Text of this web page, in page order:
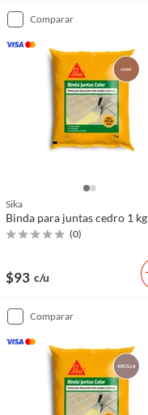
comparar
Sika
Binda para juntas cedro 1 kg
(0)
$93 c/u
comparar